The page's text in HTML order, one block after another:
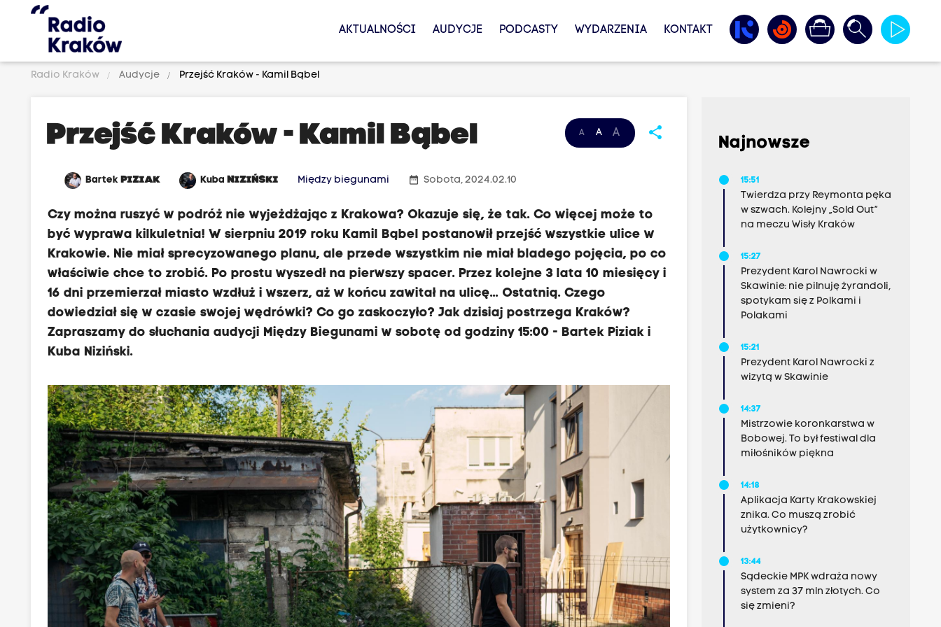
AKTUALNOŚCI AUDYCJE PODCASTY WYDARZENIA KONTAKT
Radio Kraków Audycje Przejść Kraków - Kamil Bąbel
A A A share
Przejść Kraków - Kamil Bąbel
BartekPIZIAK KubaNIZIŃSKI Między biegunami date_range Sobota, 2024.02.10
Czy można ruszyć w podróż nie wyjeżdżając z Krakowa? Okazuje się, że tak. Co więcej może to
być wyprawa kilkuletnia! W sierpniu 2019 roku Kamil Bąbel postanowił przejść wszystkie ulice w
Krakowie. Nie miał sprecyzowanego planu, ale przede wszystkim nie miał bladego pojęcia, po co
właściwie chce to zrobić. Po prostu wyszedł na pierwszy spacer. Przez kolejne 3 lata 10 miesięcy i
16 dni przemierzał miasto wzdłuż i wszerz, aż w końcu zawitał na ulicę... Ostatnią. Czego
dowiedział się w czasie swojej wędrówki? Co go zaskoczyło? Jak dzisiaj postrzega Kraków?
Zapraszamy do słuchania audycji Między Biegunami w sobotę od godziny 15:00 - Bartek Piziak i
Kuba Niziński.
Najnowsze
15:51
Twierdza przy Reymonta pęka
w szwach. Kolejny „Sold Out”
na meczu Wisły Kraków
15:27
Prezydent Karol Nawrocki w
Skawinie: nie pilnuję żyrandoli,
spotykam się z Polkami i
Polakami
15:21
Prezydent Karol Nawrocki z
wizytą w Skawinie
14:37
Mistrzowie koronkarstwa w
Bobowej. To był festiwal dla
miłośników piękna
14:18
Aplikacja Karty Krakowskiej
znika. Co muszą zrobić
użytkownicy?
13:44
Sądeckie MPK wdraża nowy
system za 37 mln złotych. Co
się zmieni?